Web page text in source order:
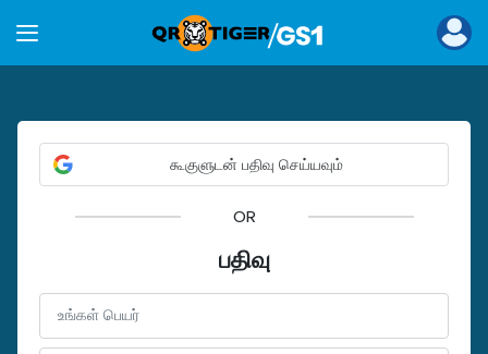
கூகுளுடன் பதிவு செய்யவும்
OR
பதிவு